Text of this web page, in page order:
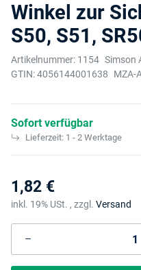
Winkel zur
S50, S51,
Artikelnummer: 1154 Simson
GTIN:4056144001638 MZA-
Sofort verfügbar
Lieferzeit: 1 - 2 Werktage
1,82 €
inkl. 19% USt. , zzgl. Versand